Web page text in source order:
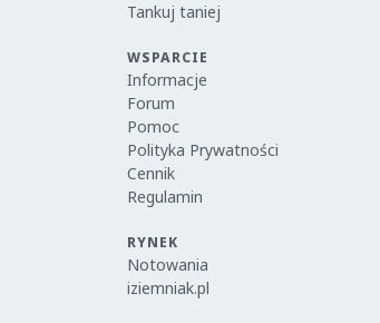
Tankuj taniej
WSPARCIE
Informacje
Forum
Pomoc
Polityka Prywatności
Cennik
Regulamin
RYNEK
Notowania
iziemniak.pl